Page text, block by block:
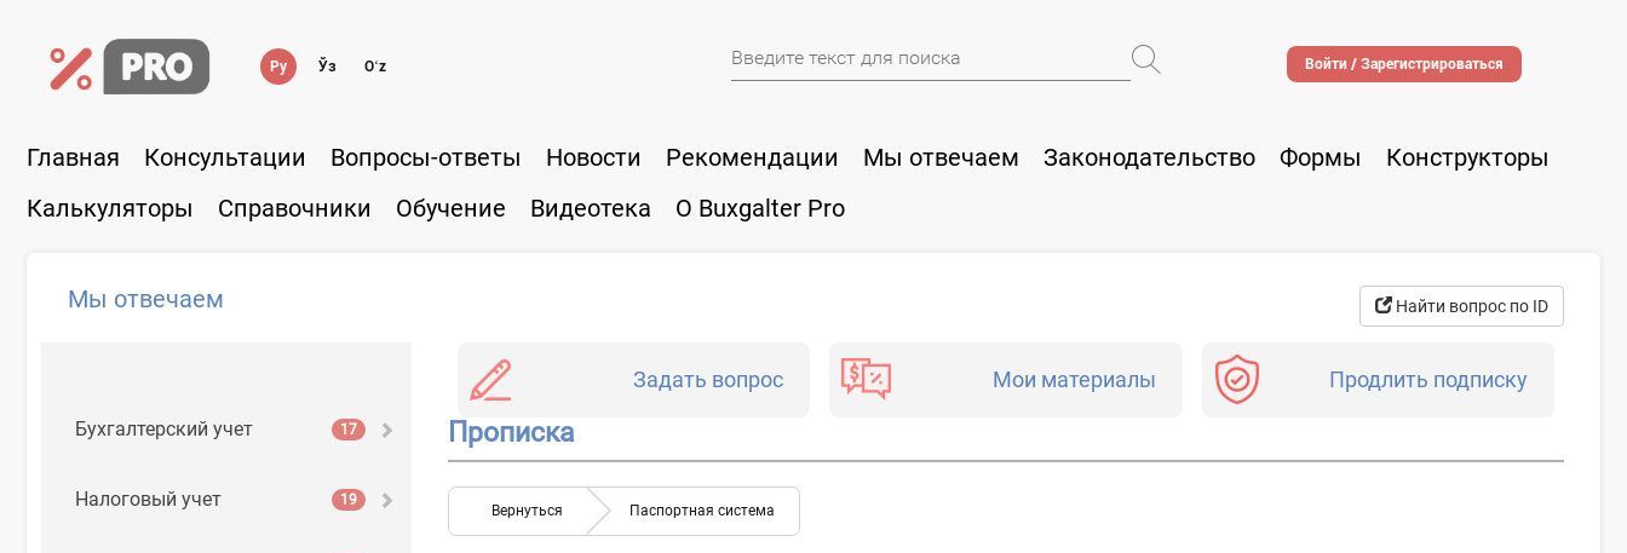
Ру Ўз Oʻz Войти / Зарегистрироваться
Главная Консультации Вопросы-ответы Новости Рекомендации Мы отвечаем Законодательство Формы
Конструкторы
Калькуляторы
Справочники Обучение Видеотека О Buxgalter Pro
Найти вопрос по ID
Мы отвечаем
Бухгалтерский учет 17
Налоговый учет 19
Задать вопрос Мои материалы Продлить подписку
Прописка
Вернуться Паспортная система